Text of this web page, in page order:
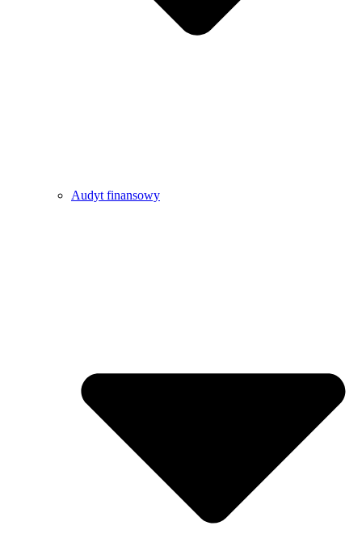
Audyt finansowy